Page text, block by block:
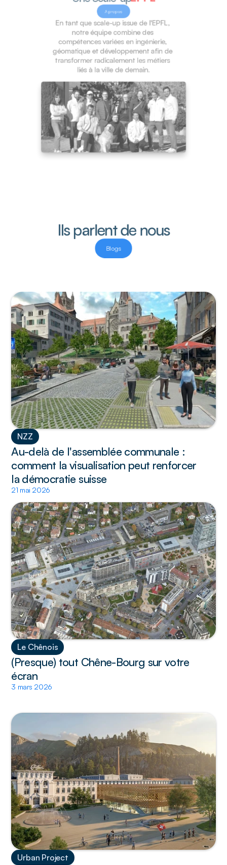
A propos
En tant que scale-up issue de l'EPFL,
notre équipe combine des
compétences variées en ingénierie,
géomatique et développement afin de
transformer radicalement les métiers
liés à la ville de demain.
Ils parlent de nous
Blogs
NZZ
Au-delà de l'assemblée communale :
comment la visualisation peut renforcer
la démocratie suisse
21 mai 2026
Le Chênois
(Presque) tout Chêne-Bourg sur votre
écran
3 mars 2026
Urban Project